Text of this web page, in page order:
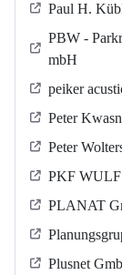
Paul H.
PBW -
mbH
peiker
Peter
Peter
PKF
PLANAT
Plusnet